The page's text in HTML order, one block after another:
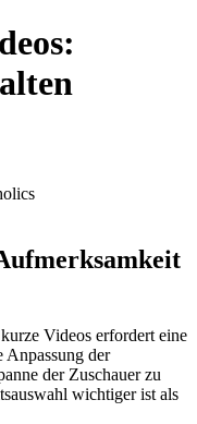
Videos erfordert eine
Anpassung der
der Zuschauer zu
wichtiger ist als